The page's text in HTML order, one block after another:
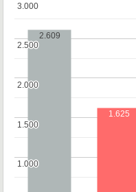
1.000
1.000
1.500
1.500
2.000
2.000
2.500
2.500
3.000
3.000
2.609
1.625